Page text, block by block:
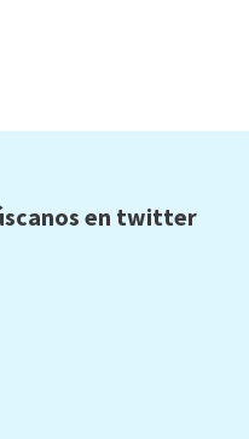
en twitter